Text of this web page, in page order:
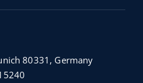
80331, Germany